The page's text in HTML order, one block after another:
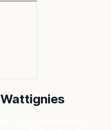
Wattignies